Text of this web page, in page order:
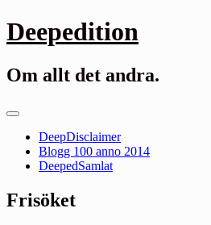
Gå
till
Deepedition
Om allt det andra.
Primär
DeepDisclaimer
Blogg 100 anno 2014
DeepedSamlat
Frisöket